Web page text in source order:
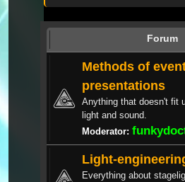
Forum
Methods of
presentations
Anything that doesn't fit
light and sound.
Moderator:
Light-
Everything about